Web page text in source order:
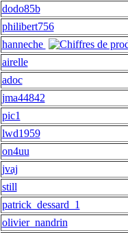
dodo85b
philibert756
hanneche
airelle
adoc
jma44842
pic1
lwd1959
on4uu
jvaj
still
patrick_dessard_1
olivier_nandrin